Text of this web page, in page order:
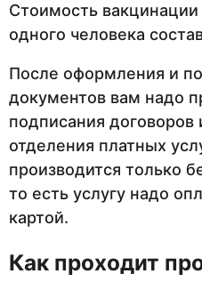
Стоимость
одного человека
После оформления и
документов вам надо
подписания договоров
отделения платных
производится только
то есть услугу надо
картой.
Как проходит